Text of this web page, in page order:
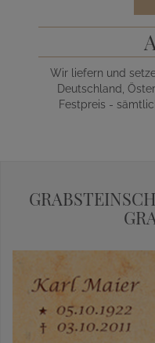
Wir liefern und
Deutschland,
Festpreis -